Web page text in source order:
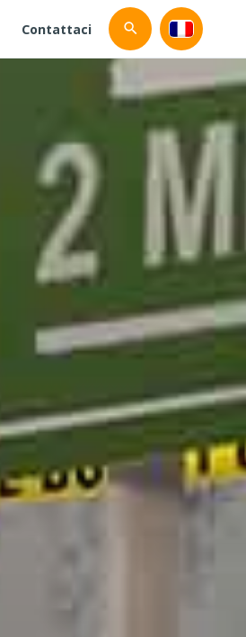
Contattaci